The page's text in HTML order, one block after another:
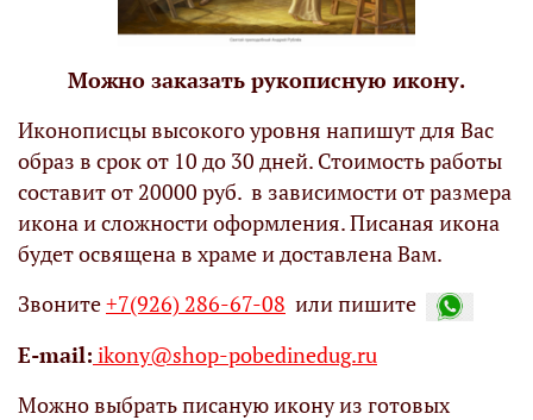
Можно заказать рукописную икону.
Иконописцы высокого уровня напишут для Вас
образ в срок от 10 до 30 дней. Стоимость работы
составит от 20000 руб. в зависимости от размера
икона и сложности оформления. Писаная икона
будет освящена в храме и доставлена Вам.
Звоните+7(926) 286-67-08 или пишите
Е-mail: ikony@shop-pobedinedug.ru
Можно выбрать писаную икону из готовых